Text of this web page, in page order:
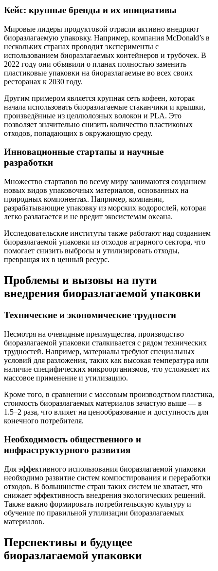
Кейс: крупные бренды и их инициативы
Мировые лидеры продуктовой отрасли активно внедряют
биоразлагаемую упаковку. Например, компания McDonald’s в
нескольких странах проводит эксперименты с
использованием биоразлагаемых контейнеров и трубочек. В
2022 году они объявили о планах полностью заменить
пластиковые упаковки на биоразлагаемые во всех своих
ресторанах к 2030 году.
Другим примером является крупная сеть кофеен, которая
начала использовать биоразлагаемые стаканчики и крышки,
произведённые из целлюлозных волокон и PLA. Это
позволяет значительно снизить количество пластиковых
отходов, попадающих в окружающую среду.
Инновационные стартапы и научные
разработки
Множество стартапов по всему миру занимаются созданием
новых видов упаковочных материалов, основанных на
природных компонентах. Например, компании,
разрабатывающие упаковку из морских водорослей, которая
легко разлагается и не вредит экосистемам океана.
Исследовательские институты также работают над созданием
биоразлагаемой упаковки из отходов аграрного сектора, что
помогает снизить выбросы и утилизировать отходы,
превращая их в ценный ресурс.
Проблемы и вызовы на пути
внедрения биоразлагаемой упаковки
Технические и экономические трудности
Несмотря на очевидные преимущества, производство
биоразлагаемой упаковки сталкивается с рядом технических
трудностей. Например, материалы требуют специальных
условий для разложения, таких как высокая температура или
наличие специфических микроорганизмов, что усложняет их
массовое применение и утилизацию.
Кроме того, в сравнении с массовым производством пластика,
стоимость биоразлагаемых материалов зачастую выше — в
1.5–2 раза, что влияет на ценообразование и доступность для
конечного потребителя.
Необходимость общественного и
инфраструктурного развития
Для эффективного использования биоразлагаемой упаковки
необходимо развитие систем компостирования и переработки
отходов. В большинстве стран таких систем не хватает, что
снижает эффективность внедрения экологических решений.
Также важно формировать потребительскую культуру и
обучение по правильной утилизации биоразлагаемых
материалов.
Перспективы и будущее
биоразлагаемой упаковки